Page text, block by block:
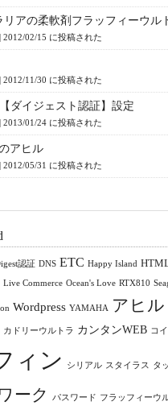
リアの柔軟剤フラッフィーウル
| 2012/02/15 に投稿された
| 2012/11/30 に投稿された
ダイジェスト認証】設定
| 2013/01/24 に投稿された
アヒル
| 2012/05/31 に投稿された
認証 DNS ETC Happy Island
Live Commerce Ocean's Love RTX810
Wordpress YAMAHA アヒル
カドリーウルトラ カンタンWEB コ
ィン シリアル スタイラス タ
ーク パスワード フラッフィーウ